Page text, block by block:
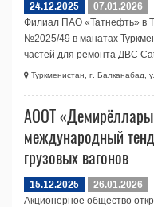
24.12.2025
07.01.2026
Филиал ПАО «Татнефть» в
№2025/49 в манатах
частей для ремонта ДВС
Туркменистан, г. Балканабад,
АООТ
международный
грузовых вагонов
15.12.2025
26.01.2026
Акционерное общество